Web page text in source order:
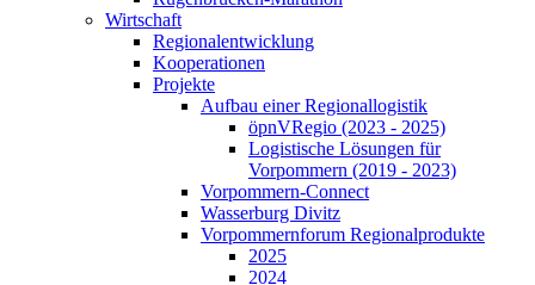
Wirtschaft
Regionalentwicklung
Kooperationen
Projekte
Aufbau einer Regionallogistik
öpnVRegio (2023 - 2025)
Logistische Lösungen­ für
Vorpommern (2019 - 2023)
Vorpommern-Connect
Wasserburg Divitz
Vorpommernforum Regionalprodukte
2025
2024